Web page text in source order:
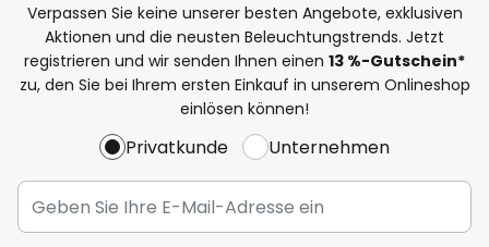
Verpassen Sie keine unserer besten Angebote, exklusiven
Aktionen und die neusten Beleuchtungstrends. Jetzt
registrieren und wir senden Ihnen einen 13 %-Gutschein*
zu, den Sie bei Ihrem ersten Einkauf in unserem Onlineshop
einlösen können!
Privatkunde Unternehmen